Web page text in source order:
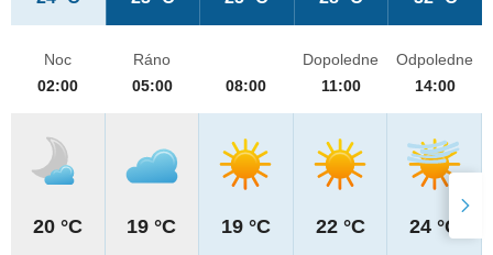
Noc
02:00
20 °C
Ráno
05:00
19 °C
08:00
19 °C
Dopoledne
11:00
22 °C
Odpoledne
14:00
24 °C